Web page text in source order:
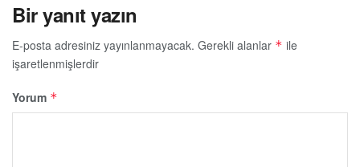
Bir yanıt yazın
E-posta adresiniz yayınlanmayacak. Gerekli alanlar * ile
işaretlenmişlerdir
Yorum *